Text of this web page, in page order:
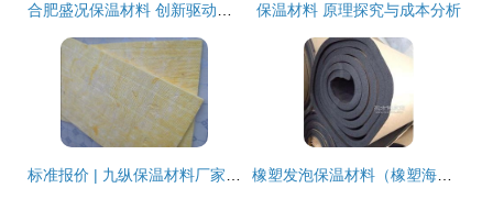
保温材料 原理探究与成本分析